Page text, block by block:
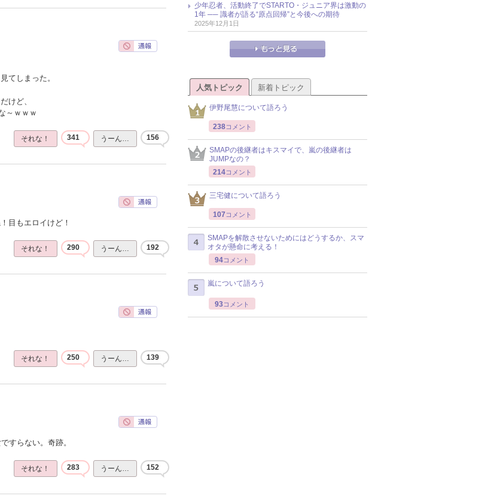
てしまった。
けど、
～ｗｗｗ
それな！ 341 うーん… 156
目もエロイけど！
それな！ 290 うーん… 192
それな！ 250 うーん… 139
すらない。奇跡。
それな！ 283 うーん… 152
少年忍者、活動終了でSTARTO・ジュニア界は激動の
1年 ── 識者が語る“原点回帰”と今後への期待
2025年12月1日
人気トピック 新着トピック
伊野尾慧について語ろう
238コメント
SMAPの後継者はキスマイで、嵐の後継者は
JUMPなの？
214コメント
三宅健について語ろう
107 コメント
SMAPを解散させないためにはどうするか、スマ
オタが懸命に考える！
94コメント
嵐について語ろう
93コメント